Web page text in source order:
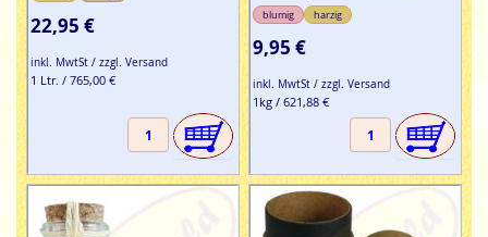
22,95 €
inkl. MwtSt / zzgl. Versand
1 Ltr. / 765,00 €
blumig harzig
9,95 €
inkl. MwtSt / zzgl. Versand
1kg / 621,88 €